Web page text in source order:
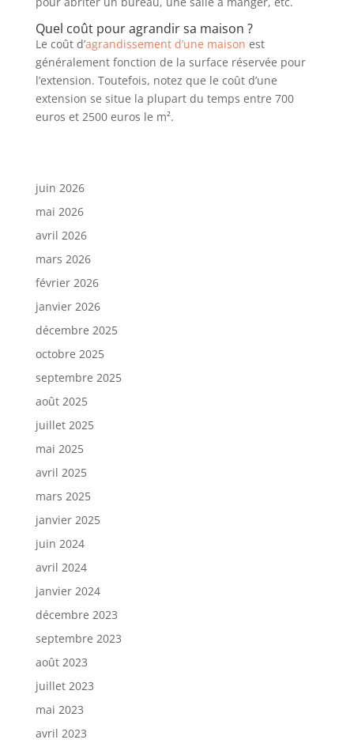
Quel coût pour agrandir sa maison ?
Le coût d’agrandissement d’une maison est
généralement fonction de la surface réservée pour
l’extension. Toutefois, notez que le coût d’une
extension se situe la plupart du temps entre 700
euros et 2500 euros le m².
juin 2026
mai 2026
avril 2026
mars 2026
février 2026
janvier 2026
décembre 2025
octobre 2025
septembre 2025
août 2025
juillet 2025
mai 2025
avril 2025
mars 2025
janvier 2025
juin 2024
avril 2024
janvier 2024
décembre 2023
septembre 2023
août 2023
juillet 2023
mai 2023
avril 2023